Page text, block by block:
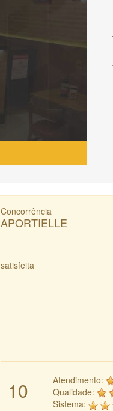
Concorrência
APORTIELLE
satisfeita
10
Atendimento:
Qualidade:
Sistema: